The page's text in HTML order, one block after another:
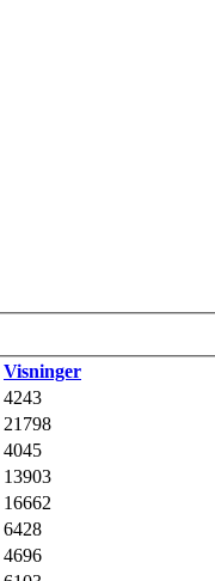
Visninger
4243
21798
4045
13903
16662
6428
4696